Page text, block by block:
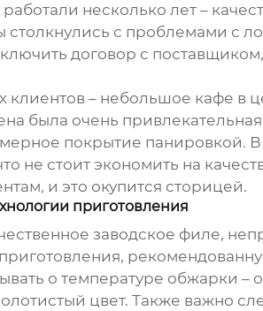
несколько лет –
с проблемами с
договор с
– небольшое кафе в
была очень
покрытие панировкой.
не стоит экономить на
и это окупится сторицей.
приготовления
заводское филе,
о температуре обжарки
цвет. Также важно